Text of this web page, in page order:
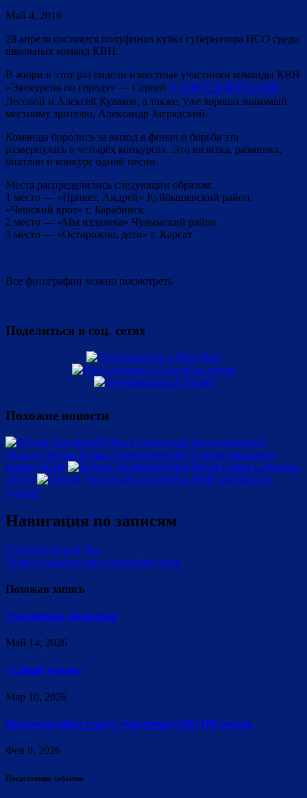
Май 4, 2016
28 апреля состоялся полуфинал кубка губернатора НСО среди
школьных команд КВН.
В жюри в этот раз сидели известные участники команды КВН
«Экскурсия по городу» — Сергей 十大外汇交易平台比较
Лесовой и Алексей Кулаков, а также, уже хорошо знакомый
местному зрителю, Александр Загрядский.
Команды боролись за выход в финал и борьба эта
развернулась в четырёх конкурсах. Это визитка, разминка,
биатлон и конкурс одной песни.
Места распределились следующим образом:
1 место — «Привет, Андрей» Куйбышевский район,
«Чешский крот» г. Барабинск
2 место — «Мы издалека» Чулымский район
3 место — «Осторожно, дети» г. Каргат
Все фотографии можно посмотреть
Поделиться в соц. сетях
Похожие новости
Кубок Губернатора Новосибирской
области Финал Кубка Губернатора НСО среди школьных
команд КВН
Watch Movie Online Galveston
(2018)
Сезон Кубка КВН завершился
удачно!
Навигация по записям
Губернаторский Бал
Победа барабинских интеллектуалов
Похожая запись
Элегантная дискотека
Май 14, 2026
«Синий туман»
Мар 10, 2026
Подтверждайте статус участника СВО QR-кодом.
Фев 9, 2026
Предстоящие события